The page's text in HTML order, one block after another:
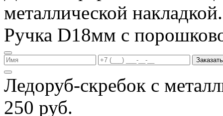
металлической
Ручка D18мм с
Заказать
Ледоруб-скребок с
250 руб.